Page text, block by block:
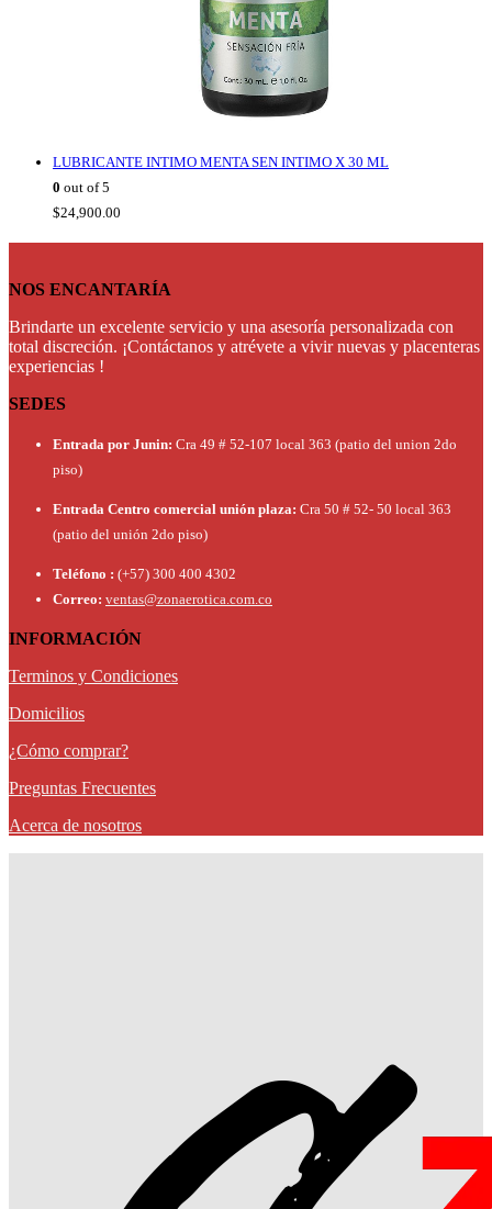
LUBRICANTE INTIMO MENTA SEN INTIMO X 30 ML
0 out of 5
$24,900.00
NOS ENCANTARÍA
Brindarte un excelente servicio y una asesoría personalizada con
total discreción. ¡Contáctanos y atrévete a vivir nuevas y placenteras
experiencias !
SEDES
Entrada por Junin: Cra 49 # 52-107 local 363 (patio del union 2do
piso)
Entrada Centro comercial unión plaza: Cra 50 # 52- 50 local 363
(patio del unión 2do piso)
Teléfono : (+57) 300 400 4302
Correo: ventas@zonaerotica.com.co
INFORMACIÓN
Terminos y Condiciones
Domicilios
¿Cómo comprar?
Preguntas Frecuentes
Acerca de nosotros